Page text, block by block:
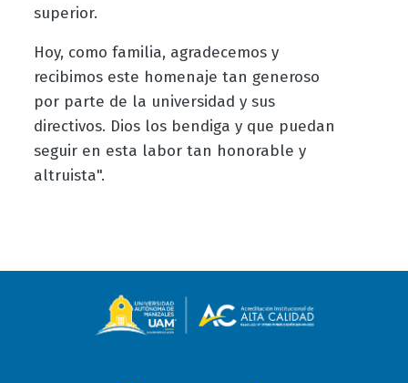
superior.
Hoy, como familia, agradecemos y
recibimos este homenaje tan generoso
por parte de la universidad y sus
directivos. Dios los bendiga y que puedan
seguir en esta labor tan honorable y
altruista".